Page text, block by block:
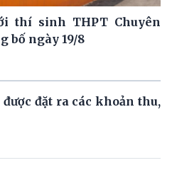
thí sinh THPT Chuyên
bố ngày 19/8
đặt ra các khoản thu,